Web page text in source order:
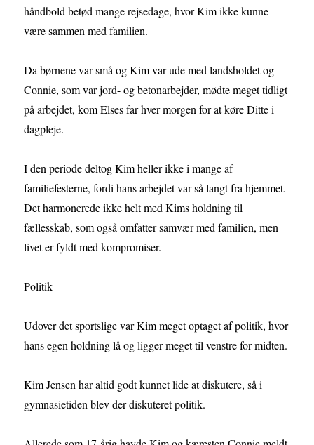
håndbold betød mange rejsedage, hvor Kim ikke kunne
være sammen med familien.
Da børnene var små og Kim var ude med landsholdet og
Connie, som var jord- og betonarbejder, mødte meget tidligt
på arbejdet, kom Elses far hver morgen for at køre Ditte i
dagpleje.
I den periode deltog Kim heller ikke i mange af
familiefesterne, fordi hans arbejdet var så langt fra hjemmet.
Det harmonerede ikke helt med Kims holdning til
fællesskab, som også omfatter samvær med familien, men
livet er fyldt med kompromiser.
Politik
Udover det sportslige var Kim meget optaget af politik, hvor
hans egen holdning lå og ligger meget til venstre for midten.
Kim Jensen har altid godt kunnet lide at diskutere, så i
gymnasietiden blev der diskuteret politik.